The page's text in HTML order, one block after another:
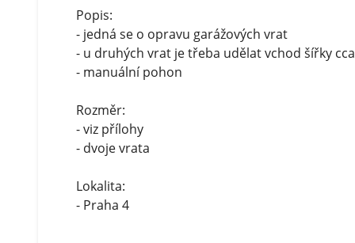
Popis:
- jedná se o opravu garážových vrat
- u druhých vrat je třeba udělat vchod šířky
- manuální pohon
Rozměr:
- viz přílohy
- dvoje vrata
Lokalita:
- Praha 4